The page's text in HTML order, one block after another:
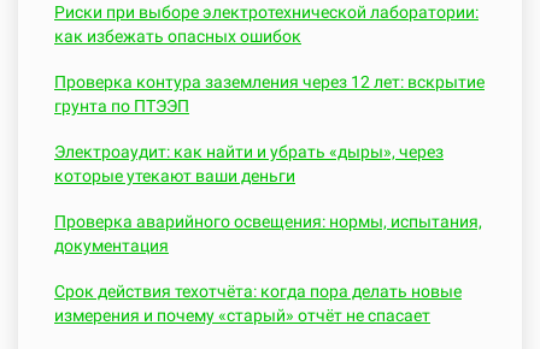
Риски при выборе электротехнической лаборатории:
как избежать опасных ошибок
Проверка контура заземления через 12 лет: вскрытие
грунта по ПТЭЭП
Электроаудит: как найти и убрать «дыры», через
которые утекают ваши деньги
Проверка аварийного освещения: нормы, испытания,
документация
Срок действия техотчёта: когда пора делать новые
измерения и почему «старый» отчёт не спасает